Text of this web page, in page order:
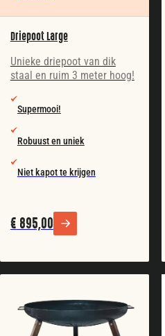
Driepoot Large
Unieke driepoot van dik
staal en ruim 3 meter hoog!
Supermooi!
Robuust en uniek
Niet kapot te krijgen
€ 895,00